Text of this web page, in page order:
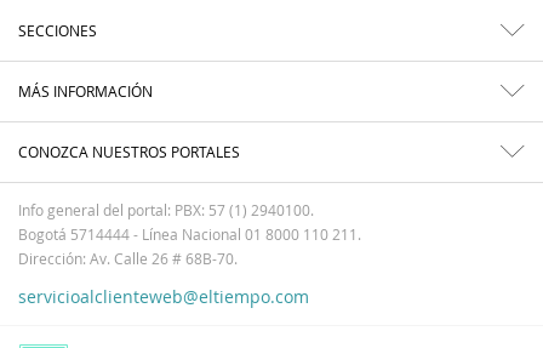
SECCIONES
MÁS INFORMACIÓN
CONOZCA NUESTROS PORTALES
Info general del portal: PBX: 57 (1) 2940100.
Bogotá 5714444 - Línea Nacional 01 8000 110 211.
Dirección: Av. Calle 26 # 68B-70.
servicioalclienteweb@eltiempo.com